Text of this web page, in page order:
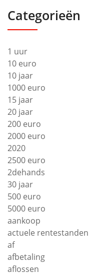
Categorieën
1 uur
10 euro
10 jaar
1000 euro
15 jaar
20 jaar
200 euro
2000 euro
2020
2500 euro
2dehands
30 jaar
500 euro
5000 euro
aankoop
actuele rentestanden
af
afbetaling
aflossen